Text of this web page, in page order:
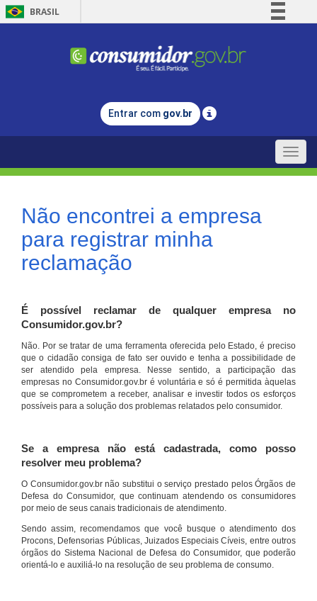
BRASIL
Comunica BR
Legislação
Entrar com gov.br
Toggle
Não encontrei a empresa
para registrar minha
reclamação
É possível reclamar de qualquer empresa no
Consumidor.gov.br?
Não. Por se tratar de uma ferramenta oferecida pelo Estado, é preciso
que o cidadão consiga de fato ser ouvido e tenha a possibilidade de
ser atendido pela empresa. Nesse sentido, a participação das
empresas no Consumidor.gov.br é voluntária e só é permitida àquelas
que se comprometem a receber, analisar e investir todos os esforços
possíveis para a solução dos problemas relatados pelo consumidor.
Se a empresa não está cadastrada, como posso
resolver meu problema?
O Consumidor.gov.br não substitui o serviço prestado pelos Órgãos de
Defesa do Consumidor, que continuam atendendo os consumidores
por meio de seus canais tradicionais de atendimento.
Sendo assim, recomendamos que você busque o atendimento dos
Procons, Defensorias Públicas, Juizados Especiais Cíveis, entre outros
órgãos do Sistema Nacional de Defesa do Consumidor, que poderão
orientá-lo e auxiliá-lo na resolução de seu problema de consumo.